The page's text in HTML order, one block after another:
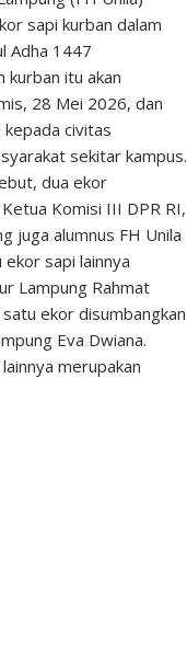
sapi kurban dalam
Adha 1447
kurban itu akan
28 Mei 2026, dan
kepada civitas
sekitar kampus.
dua ekor
Komisi III DPR RI,
juga alumnus FH Unila
sapi lainnya
Lampung Rahmat
ekor disumbangkan
Eva Dwiana.
merupakan